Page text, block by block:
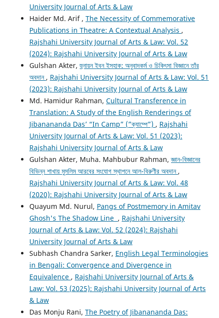
University Journal of Arts & Law
Haider Md. Arif , The Necessity of Commemorative
Publications in Theatre: A Contextual Analysis ,
Rajshahi University Journal of Arts & Law: Vol. 52
(2024): Rajshahi University Journal of Arts & Law
Gulshan Akter,হুনায়ন ইবন ইসহাক: অনুবাদকর্ম ও চিকিৎসা বিজ্ঞানে তাঁর
অবদান , Rajshahi University Journal of Arts & Law: Vol. 51
(2023): Rajshahi University Journal of Arts & Law
Md. Hamidur Rahman, Cultural Transference in
Translation: A Study of the English Renderings of
Jibanananda Das’ “In Camp” (”ক্যাম্পে”) , Rajshahi
University Journal of Arts & Law: Vol. 51 (2023):
Rajshahi University Journal of Arts & Law
Gulshan Akter, Muha. Mahbubur Rahman,জ্ঞান-বিজ্ঞানের
বিভিন্ন শাখায় মুসলিম আরবের সংযোগ স্থাপনে আল-বিরুণীর অবদান ,
Rajshahi University Journal of Arts & Law: Vol. 48
(2020): Rajshahi University Journal of Arts & Law
Quayum Md. Nurul, Pangs of Postmemory in Amitav
Ghosh's The Shadow Line , Rajshahi University
Journal of Arts & Law: Vol. 52 (2024): Rajshahi
University Journal of Arts & Law
Subhash Chandra Sarker, English Legal Terminologies
in Bengali: Convergence and Divergence in
Equivalence , Rajshahi University Journal of Arts &
Law: Vol. 53 (2025): Rajshahi University Journal of Arts
& Law
Das Monju Rani, The Poetry of Jibanananda Das: